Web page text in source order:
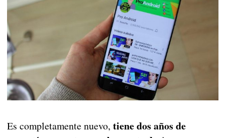
Es completamente nuevo, tiene dos años de